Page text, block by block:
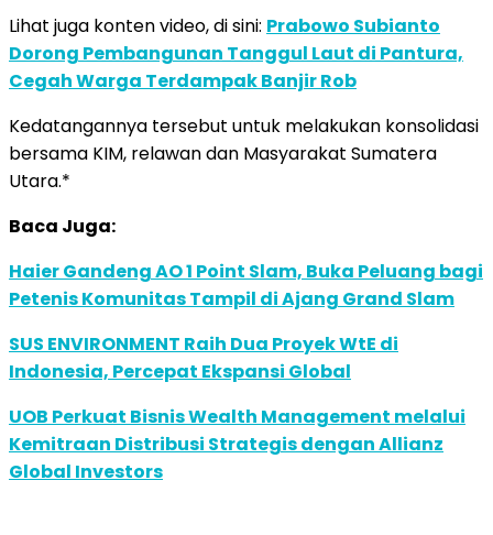
Lihat juga konten video, di sini: Prabowo Subianto
Dorong Pembangunan Tanggul Laut di Pantura,
Cegah Warga Terdampak Banjir Rob
Kedatangannya tersebut untuk melakukan konsolidasi
bersama KIM, relawan dan Masyarakat Sumatera
Utara.*
Baca Juga:
Haier Gandeng AO 1 Point Slam, Buka Peluang bagi
Petenis Komunitas Tampil di Ajang Grand Slam
SUS ENVIRONMENT Raih Dua Proyek WtE di
Indonesia, Percepat Ekspansi Global
UOB Perkuat Bisnis Wealth Management melalui
Kemitraan Distribusi Strategis dengan Allianz
Global Investors